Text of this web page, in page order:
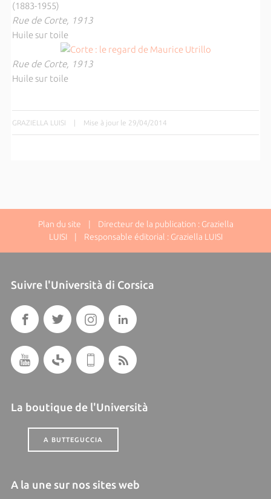
(1883-1955)
Rue de Corte, 1913
Huile sur toile
Rue de Corte, 1913
Huile sur toile
GRAZIELLA LUISI | Mise à jour le 29/04/2014
Plan du site | Directeur de la publication : Graziella
LUISI | Responsable éditorial : Graziella LUISI
Suivre l'Università di Corsica
La boutique de l'Università
A BUTTEGUCCIA
A la une sur nos sites web